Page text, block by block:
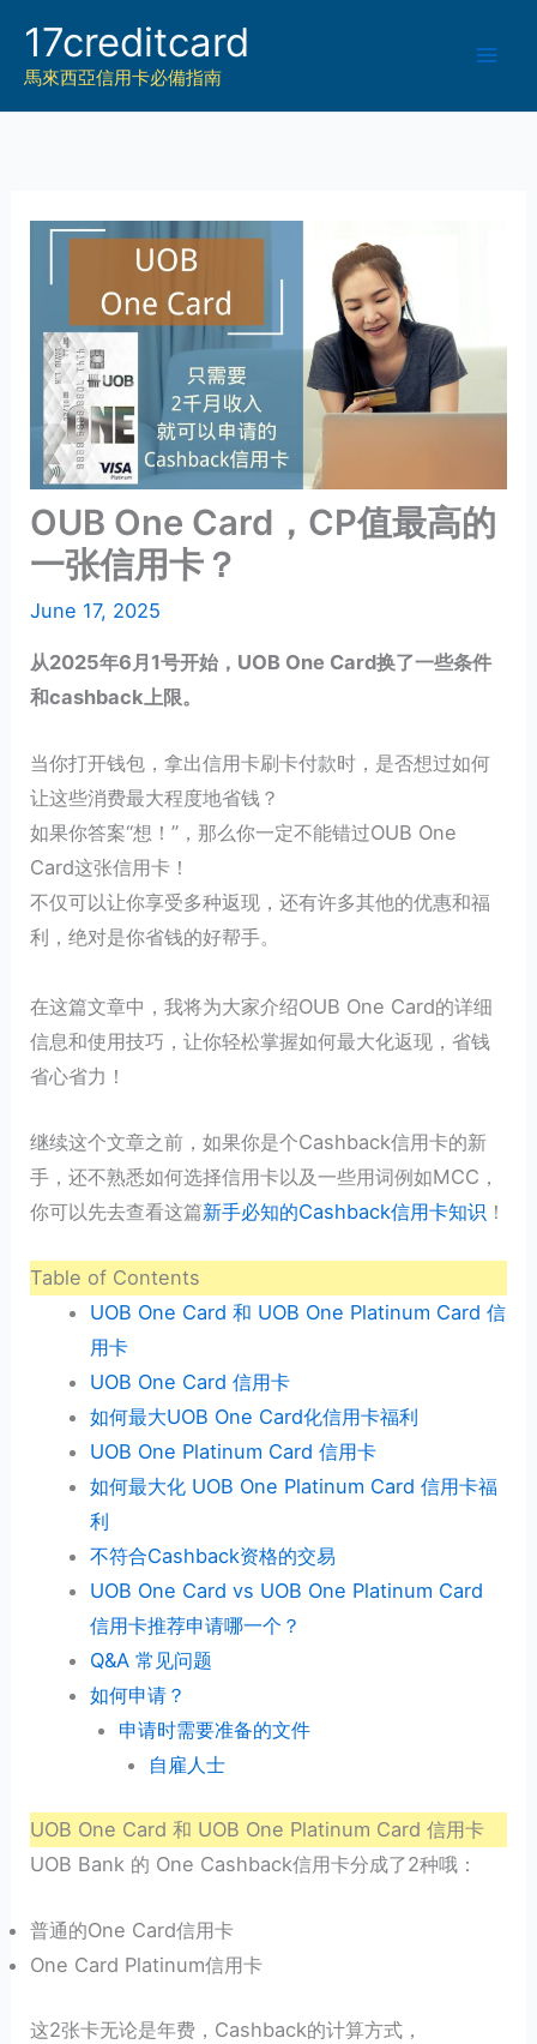
content
17creditcard
馬來西亞信用卡必備指南
OUB One Card，CP值最高的
一张信用卡？
June 17, 2025
从2025年6月1号开始，UOB One Card换了一些条件
和cashback上限。
当你打开钱包，拿出信用卡刷卡付款时，是否想过如何
让这些消费最大程度地省钱？
如果你答案“想！”，那么你一定不能错过OUB One
Card这张信用卡！
不仅可以让你享受多种返现，还有许多其他的优惠和福
利，绝对是你省钱的好帮手。
在这篇文章中，我将为大家介绍OUB One Card的详细
信息和使用技巧，让你轻松掌握如何最大化返现，省钱
省心省力！
继续这个文章之前，如果你是个Cashback信用卡的新
手，还不熟悉如何选择信用卡以及一些用词例如MCC，
你可以先去查看这篇新手必知的Cashback信用卡知识 ！
Table of Contents
UOB One Card 和 UOB One Platinum Card 信
用卡
UOB One Card 信用卡
如何最大UOB One Card化信用卡福利
UOB One Platinum Card 信用卡
如何最大化 UOB One Platinum Card 信用卡福
利
不符合Cashback资格的交易
UOB One Card vs UOB One Platinum Card
信用卡推荐申请哪一个？
Q&A 常见问题
如何申请？
申请时需要准备的文件
自雇人士
UOB One Card 和 UOB One Platinum Card 信用卡
UOB Bank 的 One Cashback信用卡分成了2种哦：
普通的One Card信用卡
One Card Platinum信用卡
这2张卡无论是年费，Cashback的计算方式，